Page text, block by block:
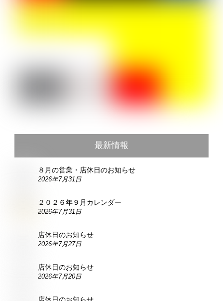
最新情報
８月の営業・店休日のお知らせ
2026年7月31日
２０２６年９月カレンダー
2026年7月31日
店休日のお知らせ
2026年7月27日
店休日のお知らせ
2026年7月20日
店休日のお知らせ